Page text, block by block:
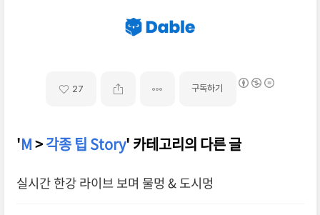
27 구독하기
'M>각종 팁 Story' 카테고리의 다른 글
실시간 한강 라이브 보며 물멍 & 도시멍